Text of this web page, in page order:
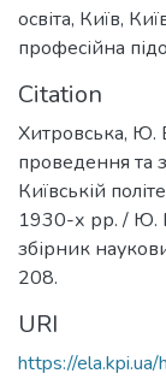
освіта, Київ,
професійна
Citation
Хитровська, Ю.
проведення та
Київській
1930-х рр. / Ю.
збірник
208.
URI
https://